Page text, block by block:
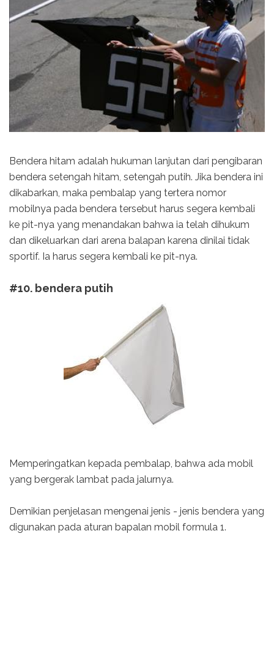
Bendera hitam adalah hukuman lanjutan dari pengibaran
bendera setengah hitam, setengah putih. Jika bendera ini
dikabarkan, maka pembalap yang tertera nomor
mobilnya pada bendera tersebut harus segera kembali
ke pit-nya yang menandakan bahwa ia telah dihukum
dan dikeluarkan dari arena balapan karena dinilai tidak
sportif. Ia harus segera kembali ke pit-nya.
#10. bendera putih
Memperingatkan kepada pembalap, bahwa ada mobil
yang bergerak lambat pada jalurnya.
Demikian penjelasan mengenai jenis - jenis bendera yang
digunakan pada aturan bapalan mobil formula 1.